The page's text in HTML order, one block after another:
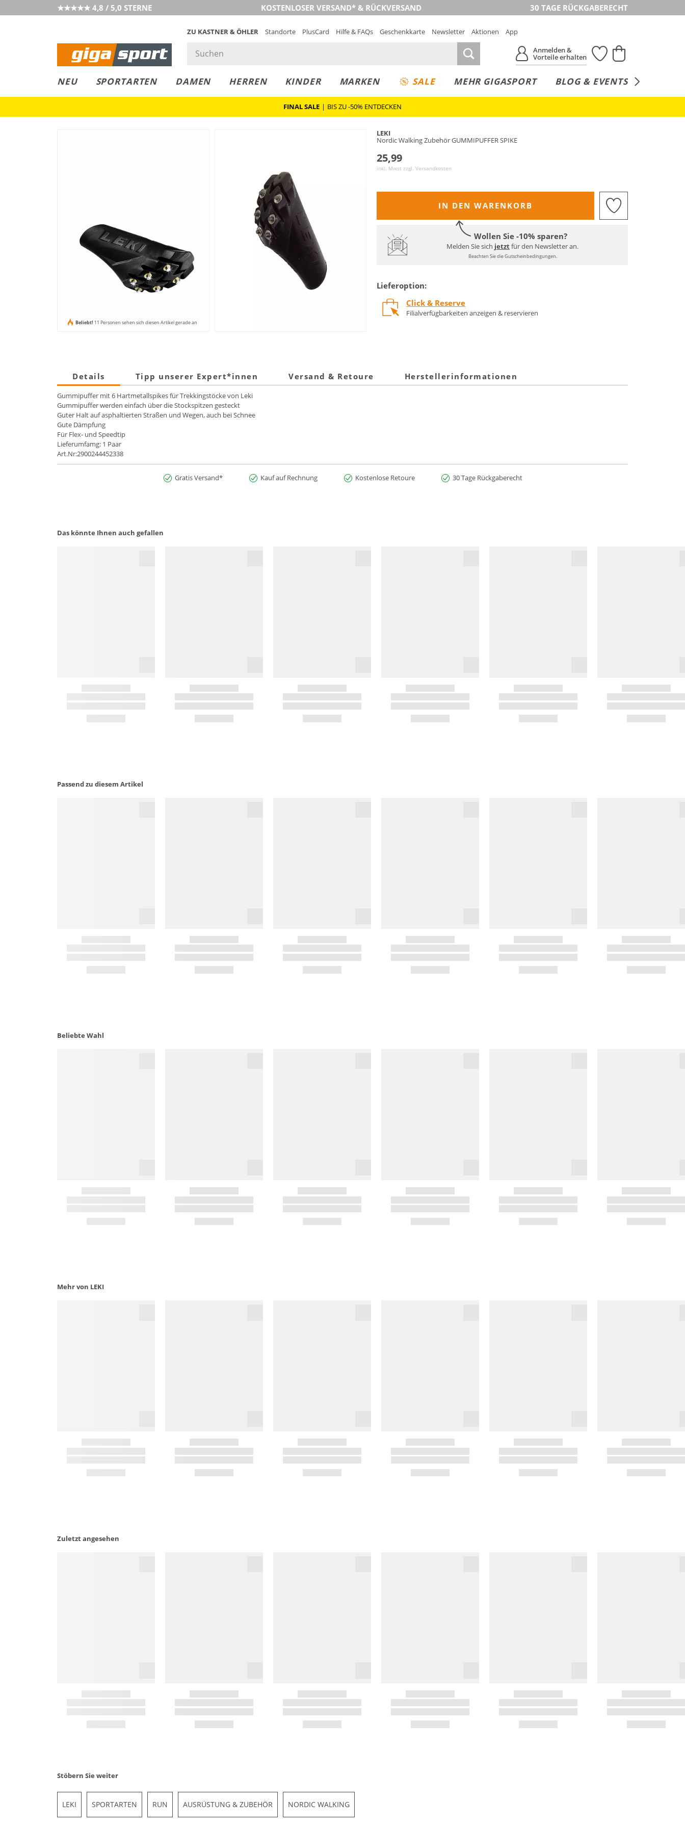
★★★★★ 4,8 / 5,0 STERNE KOSTENLOSER VERSAND* & RÜCKVERSAND 30 TAGE RÜCKGABERECHT
ZU KASTNER & ÖHLER Standorte PlusCard Hilfe & FAQs Geschenkkarte Newsletter Aktionen
App
Anmelden &
Vorteile erhalten
NEU SPORTARTEN DAMEN HERREN KINDER MARKEN SALE MEHR GIGASPORT BLOG & EVENTS
LEASING
COLLECT
RESERVE
FINAL SALE | BIS ZU -50% ENTDECKEN
Beliebt! 11 Personen sehen sich diesen Artikel gerade an
LEKI
Nordic Walking Zubehör GUMMIPUFFER SPIKE
25,99
inkl. Mwst zzgl. Versandkosten
IN DEN WARENKORB
Wollen Sie -10% sparen?
Melden Sie sich jetztfür den Newsletter an.
Beachten Sie die Gutscheinbedingungen.
Lieferoption:
Click & Reserve
Filialverfügbarkeiten anzeigen & reservieren
Details Tipp unserer Expert*innen Versand & Retoure Herstellerinformationen
Gummipuffer mit 6 Hartmetallspikes für Trekkingstöcke von Leki
Gummipuffer werden einfach über die Stockspitzen gesteckt
Guter Halt auf asphaltierten Straßen und Wegen, auch bei Schnee
Gute Dämpfung
Für Flex- und Speedtip
Lieferumfamg: 1 Paar
Art.Nr:2900244452338
Gratis Versand* Kauf auf Rechnung Kostenlose Retoure 30 Tage Rückgaberecht
Das könnte Ihnen auch gefallen
Passend zu diesem Artikel
Beliebte Wahl
Mehr von LEKI
Zuletzt angesehen
Stöbern Sie weiter
LEKI SPORTARTEN RUN AUSRÜSTUNG & ZUBEHÖR NORDIC WALKING